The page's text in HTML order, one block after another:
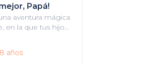
Papá!
aventura mágica
en la que tus hijos
y ganará el
años